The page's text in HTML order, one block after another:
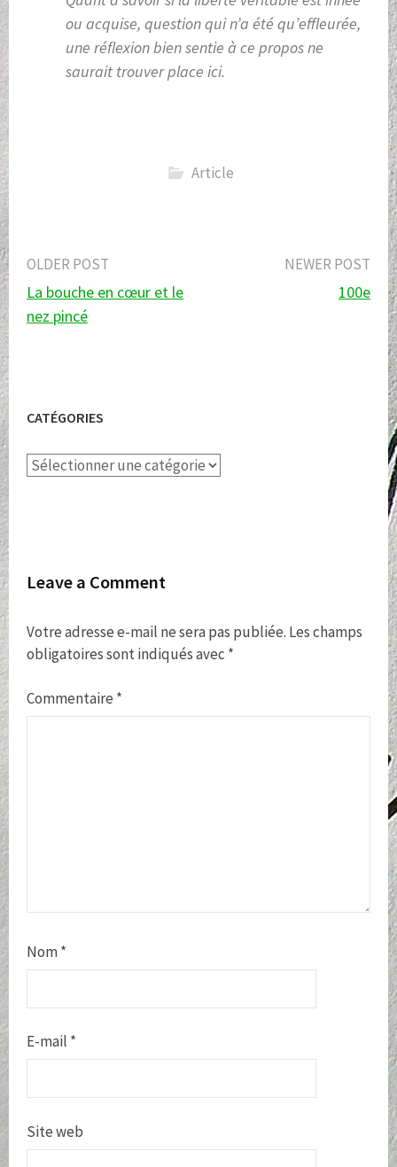
ou acquise, question qui n’a été qu’effleurée,
une réflexion bien sentie à ce propos ne
saurait trouver place ici.
Article
Post
navigation
OLDER POST
La bouche en cœur et le
nez pincé
NEWER POST
100e
CATÉGORIES
Catégories
Leave a Comment
Votre adresse e-mail ne sera pas publiée. Les champs
obligatoires sont indiqués avec *
Commentaire *
Nom*
E-mail *
Site web